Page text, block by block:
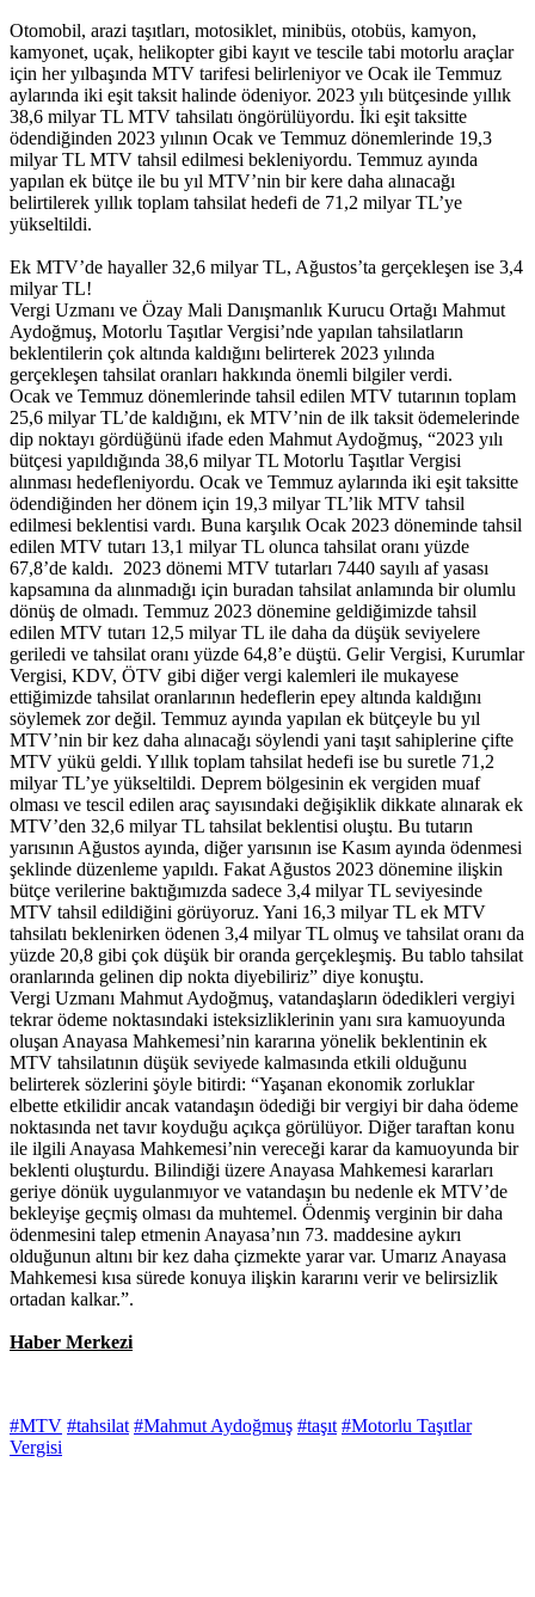
Otomobil, arazi taşıtları, motosiklet, minibüs, otobüs, kamyon,
kamyonet, uçak, helikopter gibi kayıt ve tescile tabi motorlu araçlar
için her yılbaşında MTV tarifesi belirleniyor ve Ocak ile Temmuz
aylarında iki eşit taksit halinde ödeniyor. 2023 yılı bütçesinde yıllık
38,6 milyar TL MTV tahsilatı öngörülüyordu. İki eşit taksitte
ödendiğinden 2023 yılının Ocak ve Temmuz dönemlerinde 19,3
milyar TL MTV tahsil edilmesi bekleniyordu. Temmuz ayında
yapılan ek bütçe ile bu yıl MTV’nin bir kere daha alınacağı
belirtilerek yıllık toplam tahsilat hedefi de 71,2 milyar TL’ye
yükseltildi.
Ek MTV’de hayaller 32,6 milyar TL, Ağustos’ta gerçekleşen ise 3,4
milyar TL!
Vergi Uzmanı ve Özay Mali Danışmanlık Kurucu Ortağı Mahmut
Aydoğmuş, Motorlu Taşıtlar Vergisi’nde yapılan tahsilatların
beklentilerin çok altında kaldığını belirterek 2023 yılında
gerçekleşen tahsilat oranları hakkında önemli bilgiler verdi.
Ocak ve Temmuz dönemlerinde tahsil edilen MTV tutarının toplam
25,6 milyar TL’de kaldığını, ek MTV’nin de ilk taksit ödemelerinde
dip noktayı gördüğünü ifade eden Mahmut Aydoğmuş, “2023 yılı
bütçesi yapıldığında 38,6 milyar TL Motorlu Taşıtlar Vergisi
alınması hedefleniyordu. Ocak ve Temmuz aylarında iki eşit taksitte
ödendiğinden her dönem için 19,3 milyar TL’lik MTV tahsil
edilmesi beklentisi vardı. Buna karşılık Ocak 2023 döneminde tahsil
edilen MTV tutarı 13,1 milyar TL olunca tahsilat oranı yüzde
67,8’de kaldı. 2023 dönemi MTV tutarları 7440 sayılı af yasası
kapsamına da alınmadığı için buradan tahsilat anlamında bir olumlu
dönüş de olmadı. Temmuz 2023 dönemine geldiğimizde tahsil
edilen MTV tutarı 12,5 milyar TL ile daha da düşük seviyelere
geriledi ve tahsilat oranı yüzde 64,8’e düştü. Gelir Vergisi, Kurumlar
Vergisi, KDV, ÖTV gibi diğer vergi kalemleri ile mukayese
ettiğimizde tahsilat oranlarının hedeflerin epey altında kaldığını
söylemek zor değil. Temmuz ayında yapılan ek bütçeyle bu yıl
MTV’nin bir kez daha alınacağı söylendi yani taşıt sahiplerine çifte
MTV yükü geldi. Yıllık toplam tahsilat hedefi ise bu suretle 71,2
milyar TL’ye yükseltildi. Deprem bölgesinin ek vergiden muaf
olması ve tescil edilen araç sayısındaki değişiklik dikkate alınarak ek
MTV’den 32,6 milyar TL tahsilat beklentisi oluştu. Bu tutarın
yarısının Ağustos ayında, diğer yarısının ise Kasım ayında ödenmesi
şeklinde düzenleme yapıldı. Fakat Ağustos 2023 dönemine ilişkin
bütçe verilerine baktığımızda sadece 3,4 milyar TL seviyesinde
MTV tahsil edildiğini görüyoruz. Yani 16,3 milyar TL ek MTV
tahsilatı beklenirken ödenen 3,4 milyar TL olmuş ve tahsilat oranı da
yüzde 20,8 gibi çok düşük bir oranda gerçekleşmiş. Bu tablo tahsilat
oranlarında gelinen dip nokta diyebiliriz” diye konuştu.
Vergi Uzmanı Mahmut Aydoğmuş, vatandaşların ödedikleri vergiyi
tekrar ödeme noktasındaki isteksizliklerinin yanı sıra kamuoyunda
oluşan Anayasa Mahkemesi’nin kararına yönelik beklentinin ek
MTV tahsilatının düşük seviyede kalmasında etkili olduğunu
belirterek sözlerini şöyle bitirdi: “Yaşanan ekonomik zorluklar
elbette etkilidir ancak vatandaşın ödediği bir vergiyi bir daha ödeme
noktasında net tavır koyduğu açıkça görülüyor. Diğer taraftan konu
ile ilgili Anayasa Mahkemesi’nin vereceği karar da kamuoyunda bir
beklenti oluşturdu. Bilindiği üzere Anayasa Mahkemesi kararları
geriye dönük uygulanmıyor ve vatandaşın bu nedenle ek MTV’de
bekleyişe geçmiş olması da muhtemel. Ödenmiş verginin bir daha
ödenmesini talep etmenin Anayasa’nın 73. maddesine aykırı
olduğunun altını bir kez daha çizmekte yarar var. Umarız Anayasa
Mahkemesi kısa sürede konuya ilişkin kararını verir ve belirsizlik
ortadan kalkar.”.
Haber Merkezi
#MTV #tahsilat #Mahmut Aydoğmuş #taşıt #Motorlu Taşıtlar
Vergisi